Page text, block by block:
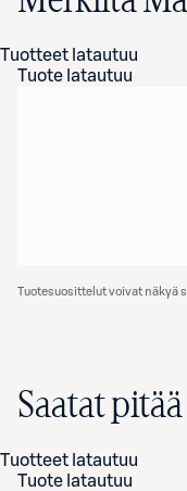
Tuotteet latautuu
Tuote latautuu
Tuotesuosittelut voivat näkyä
Saatat
Tuotteet latautuu
Tuote latautuu